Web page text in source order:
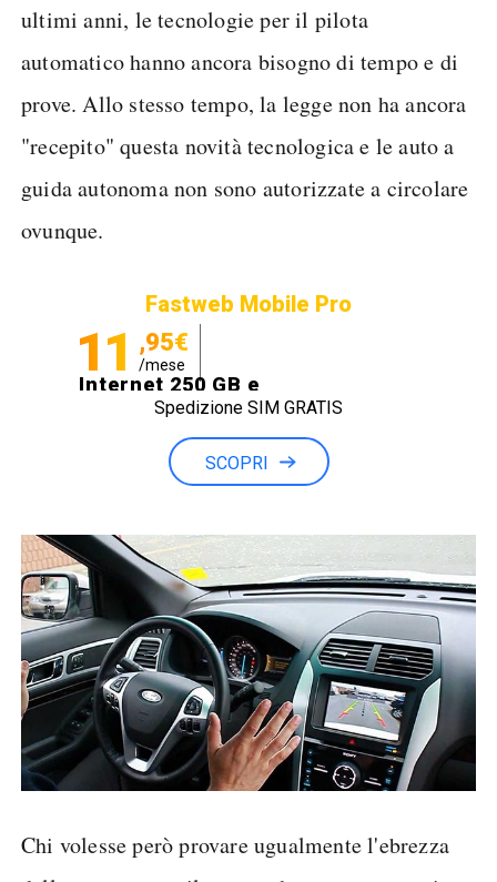
ultimi anni, le tecnologie per il pilota
automatico hanno ancora bisogno di tempo e di
prove. Allo stesso tempo, la legge non ha ancora
"recepito" questa novità tecnologica e le auto a
guida autonoma non sono autorizzate a circolare
ovunque.
Fastweb Mobile Pro
11 ,95€
/mese
Internet 250 GB e
Minuti illimitati
Spedizione SIM GRATIS
SCOPRI
Chi volesse però provare ugualmente l'ebrezza